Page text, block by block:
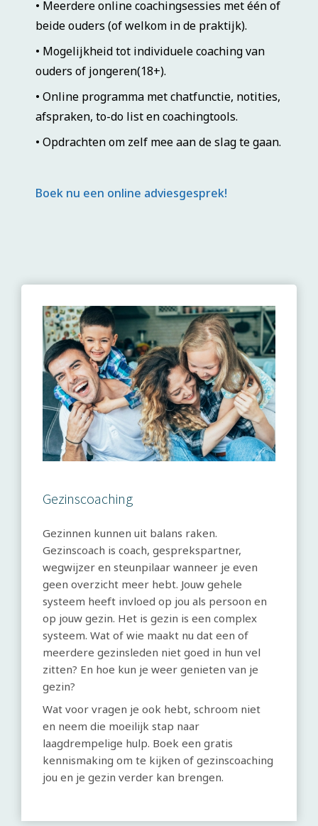
• Meerdere online coachingsessies met één of
beide ouders (of welkom in de praktijk).
• Mogelijkheid tot individuele coaching van
ouders of jongeren(18+).
• Online programma met chatfunctie, notities,
afspraken, to-do list en coachingtools.
• Opdrachten om zelf mee aan de slag te gaan.
Boek nu een online adviesgesprek!
Gezinscoaching
Gezinnen kunnen uit balans raken.
Gezinscoach is coach, gesprekspartner,
wegwijzer en steunpilaar wanneer je even
geen overzicht meer hebt. Jouw gehele
systeem heeft invloed op jou als persoon en
op jouw gezin. Het is gezin is een complex
systeem. Wat of wie maakt nu dat een of
meerdere gezinsleden niet goed in hun vel
zitten? En hoe kun je weer genieten van je
gezin?
Wat voor vragen je ook hebt, schroom niet
en neem die moeilijk stap naar
laagdrempelige hulp. Boek een gratis
kennismaking om te kijken of gezinscoaching
jou en je gezin verder kan brengen.